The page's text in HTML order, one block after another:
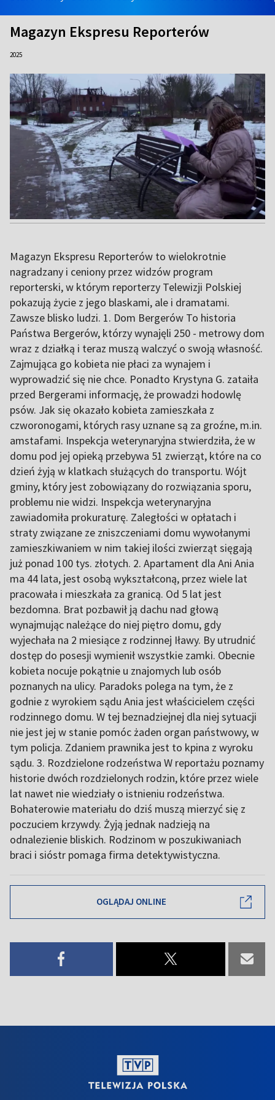
Magazyn Ekspresu Reporterów
2025
Magazyn Ekspresu Reporterów to wielokrotnie
nagradzany i ceniony przez widzów program
reporterski, w którym reporterzy Telewizji Polskiej
pokazują życie z jego blaskami, ale i dramatami.
Zawsze blisko ludzi. 1. Dom Bergerów To historia
Państwa Bergerów, którzy wynajęli 250 - metrowy dom
wraz z działką i teraz muszą walczyć o swoją własność.
Zajmująca go kobieta nie płaci za wynajem i
wyprowadzić się nie chce. Ponadto Krystyna G. zataiła
przed Bergerami informację, że prowadzi hodowlę
psów. Jak się okazało kobieta zamieszkała z
czworonogami, których rasy uznane są za groźne, m.in.
amstafami. Inspekcja weterynaryjna stwierdziła, że w
domu pod jej opieką przebywa 51 zwierząt, które na co
dzień żyją w klatkach służących do transportu. Wójt
gminy, który jest zobowiązany do rozwiązania sporu,
problemu nie widzi. Inspekcja weterynaryjna
zawiadomiła prokuraturę. Zaległości w opłatach i
straty związane ze zniszczeniami domu wywołanymi
zamieszkiwaniem w nim takiej ilości zwierząt sięgają
już ponad 100 tys. złotych. 2. Apartament dla Ani Ania
ma 44 lata, jest osobą wykształconą, przez wiele lat
pracowała i mieszkała za granicą. Od 5 lat jest
bezdomna. Brat pozbawił ją dachu nad głową
wynajmując należące do niej piętro domu, gdy
wyjechała na 2 miesiące z rodzinnej Iławy. By utrudnić
dostęp do posesji wymienił wszystkie zamki. Obecnie
kobieta nocuje pokątnie u znajomych lub osób
poznanych na ulicy. Paradoks polega na tym, że z
godnie z wyrokiem sądu Ania jest właścicielem części
rodzinnego domu. W tej beznadziejnej dla niej sytuacji
nie jest jej w stanie pomóc żaden organ państwowy, w
tym policja. Zdaniem prawnika jest to kpina z wyroku
sądu. 3. Rozdzielone rodzeństwa W reportażu poznamy
historie dwóch rozdzielonych rodzin, które przez wiele
lat nawet nie wiedziały o istnieniu rodzeństwa.
Bohaterowie materiału do dziś muszą mierzyć się z
poczuciem krzywdy. Żyją jednak nadzieją na
odnalezienie bliskich. Rodzinom w poszukiwaniach
braci i sióstr pomaga firma detektywistyczna.
OGLĄDAJ ONLINE